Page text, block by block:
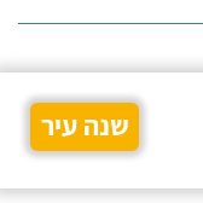
שנה עיר